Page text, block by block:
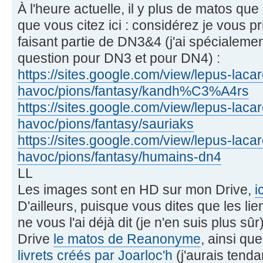
À l'heure actuelle, il y plus de matos
que vous citez ici : considérez je vous
faisant partie de DN3&4 (j'ai
question pour DN3 et pour DN4) :
https://sites.google.com/view/lepus-
havoc/pions/fantasy/kandh%C3%A4rs
https://sites.google.com/view/lepus-
havoc/pions/fantasy/sauriaks
https://sites.google.com/view/lepus-
havoc/pions/fantasy/humains-dn4
LL
Les images sont en HD sur mon Drive,
D'ailleurs, puisque vous dites que les
ne vous l'ai déjà dit (je n'en suis plus
Drive le matos de Reanonyme, ainsi
livrets créés par Joarloc'h (j'aurais